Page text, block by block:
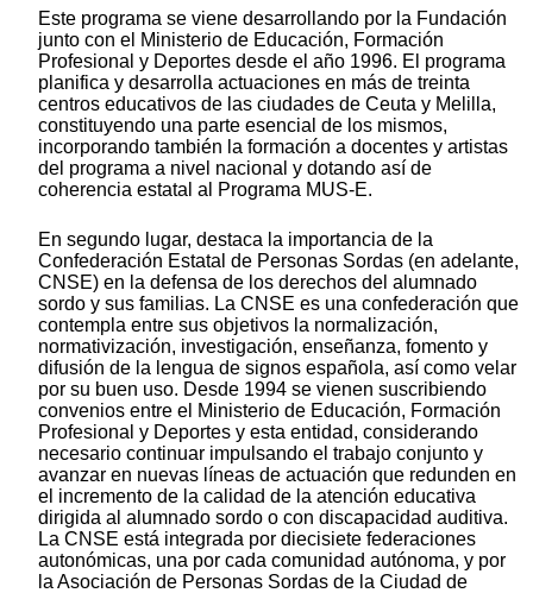
Este programa se viene desarrollando por la Fundación
junto con el Ministerio de Educación, Formación
Profesional y Deportes desde el año 1996. El programa
planifica y desarrolla actuaciones en más de treinta
centros educativos de las ciudades de Ceuta y Melilla,
constituyendo una parte esencial de los mismos,
incorporando también la formación a docentes y artistas
del programa a nivel nacional y dotando así de
coherencia estatal al Programa MUS-E.
En segundo lugar, destaca la importancia de la
Confederación Estatal de Personas Sordas (en adelante,
CNSE) en la defensa de los derechos del alumnado
sordo y sus familias. La CNSE es una confederación que
contempla entre sus objetivos la normalización,
normativización, investigación, enseñanza, fomento y
difusión de la lengua de signos española, así como velar
por su buen uso. Desde 1994 se vienen suscribiendo
convenios entre el Ministerio de Educación, Formación
Profesional y Deportes y esta entidad, considerando
necesario continuar impulsando el trabajo conjunto y
avanzar en nuevas líneas de actuación que redunden en
el incremento de la calidad de la atención educativa
dirigida al alumnado sordo o con discapacidad auditiva.
La CNSE está integrada por diecisiete federaciones
autonómicas, una por cada comunidad autónoma, y por
la Asociación de Personas Sordas de la Ciudad de